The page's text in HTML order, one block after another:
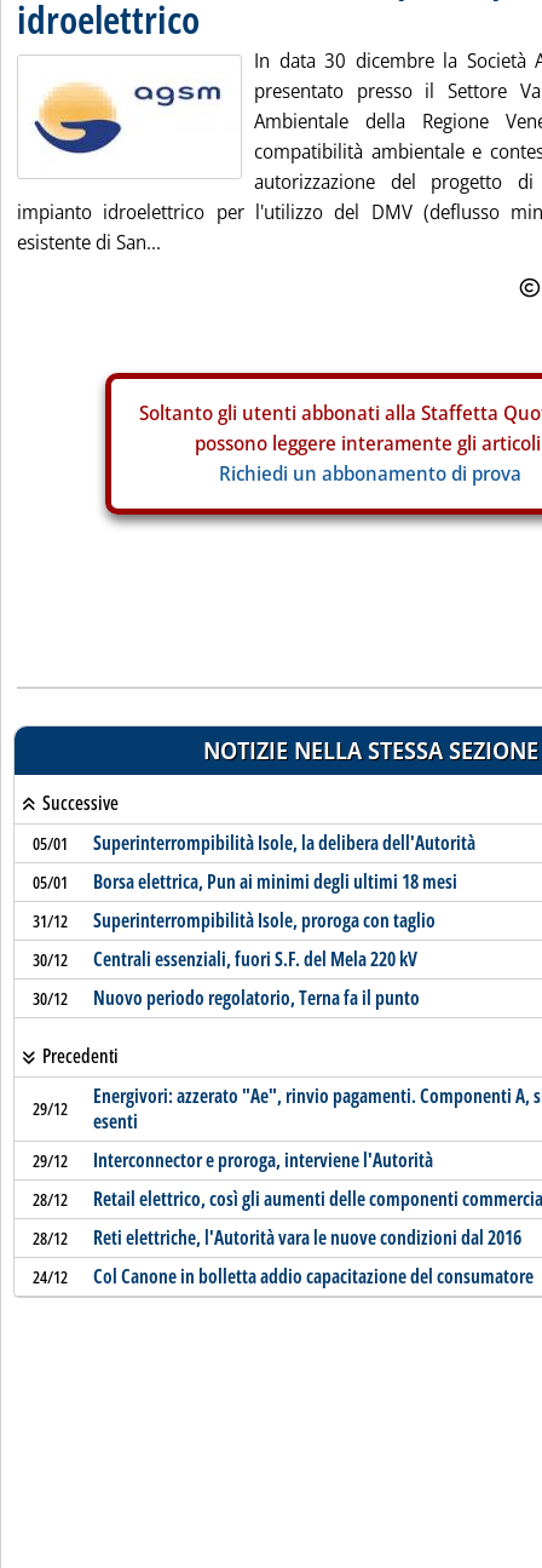
idroelettrico
In data 30 dicembre la Società
presentato presso il Settore
Ambientale della Regione
compatibilità ambientale e
autorizzazione del progetto
impianto idroelettrico per l'utilizzo del DMV (deflusso
esistente di San...
Soltanto gli utenti abbonati alla Staffetta
possono leggere interamente gli
Richiedi un abbonamento di prova
NOTIZIE NELLA STESSA SEZIONE
Successive
05/01 Superinterrompibilità Isole, la delibera dell'Autorità
05/01 Borsa elettrica, Pun ai minimi degli ultimi 18 mesi
31/12 Superinterrompibilità Isole, proroga con taglio
30/12 Centrali essenziali, fuori S.F. del Mela 220 kV
30/12 Nuovo periodo regolatorio, Terna fa il punto
Precedenti
29/12
Energivori: azzerato "Ae", rinvio pagamenti. Componenti A,
esenti
29/12 Interconnector e proroga, interviene l'Autorità
28/12 Retail elettrico, così gli aumenti delle componenti
28/12 Reti elettriche, l'Autorità vara le nuove condizioni dal 2016
24/12 Col Canone in bolletta addio capacitazione del consumatore